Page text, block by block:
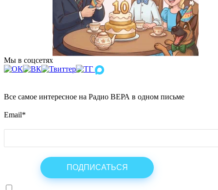
Мы в соцсетях
Все самое интересное на Радио ВЕРА в одном письме
Email*